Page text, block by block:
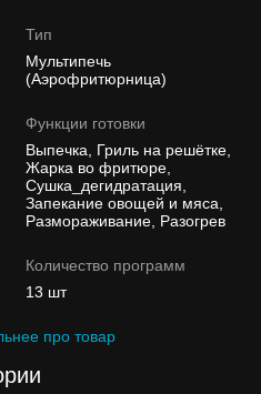
Тип
Мультипечь
(Аэрофритюрница)
Функции готовки
Выпечка, Гриль на решётке,
Жарка во фритюре,
Сушка_дегидратация,
Запекание овощей и мяса,
Размораживание, Разогрев
Количество программ
13 шт
про товар